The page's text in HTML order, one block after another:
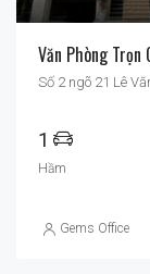
Văn Phòng Trọn
Số 2 ngõ 21 Lê
1
Hầm
Gems Office